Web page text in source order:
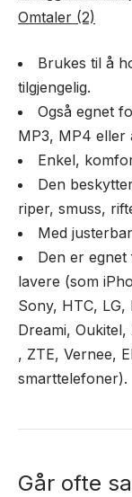
Omtaler (2)
Brukes til å
tilgjengelig.
Også egnet
MP3, MP4 eller
Enkel,
Den
riper, smuss,
Med
Den er
lavere (som
Sony, HTC,
Dreami, Oukitel,
, ZTE, Vernee,
smarttelefoner).
Går ofte